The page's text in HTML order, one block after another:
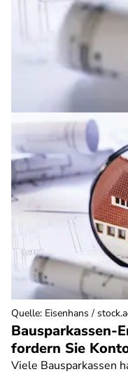
Bausparkassen-
fordern Sie
Viele Bausparkassen
Quelle: Eisenhans /